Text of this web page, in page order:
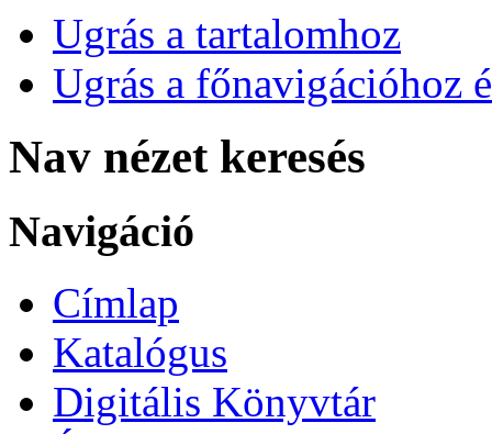
Ugrás a tartalomhoz
Ugrás a főnavigációhoz
Nav nézet keresés
Navigáció
Címlap
Katalógus
Digitális Könyvtár